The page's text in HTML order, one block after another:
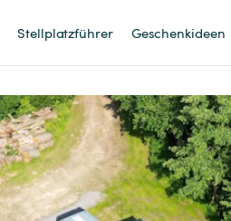
Stellplatzführer Geschenkideen